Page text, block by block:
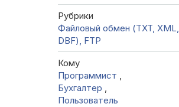
Рубрики
Файловый обмен (TXT, XML,
DBF), FTP
Кому
Программист ,
Бухгалтер ,
Пользователь